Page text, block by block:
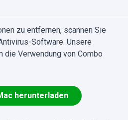
zu entfernen, scannen Sie
Software. Unsere
Verwendung von Combo
herunterladen